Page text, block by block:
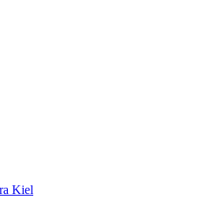
Kiel